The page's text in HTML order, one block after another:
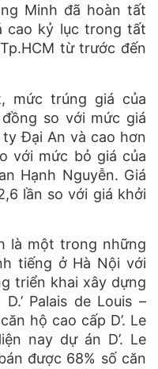
Minh đã hoàn tất
cao kỷ lục trong tất
từ trước đến
mức trúng giá của
so với mức giá
Đại An và cao hơn
với mức bỏ giá của
Hạnh Nguyễn. Giá
lần so với giá khởi
là một trong những
tiếng ở Hà Nội với
triển khai xây dựng
Palais de Louis –
hộ cao cấp D’. Le
nay dự án D’. Le
được 68% số căn